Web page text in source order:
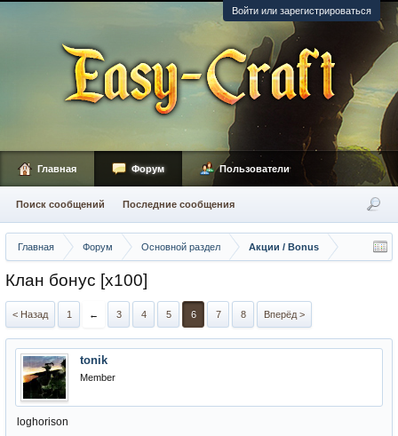
Войти или зарегистрироваться
Главная Форум Основной раздел Акции / Bonus
Клан бонус [x100]
< Назад 1 ← 3 4 5 6 7 8 Вперёд >
tonik
Member
loghorison
Главная Форум
Поиск сообщений Последние сообщения
Пользователи